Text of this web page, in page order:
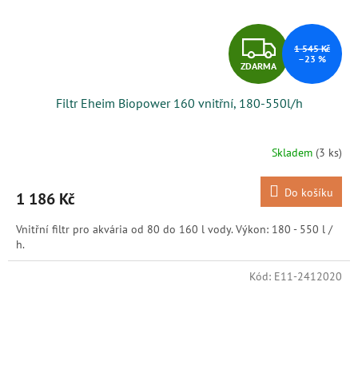
Z
D
A
R
M
A
ZDARMA
1 545 Kč
–23 %
Filtr Eheim Biopower 160 vnitřní, 180-550l/h
Skladem (3 ks)
1 186 Kč Do košíku
Vnitřní filtr pro akvária od 80 do 160 l vody. Výkon: 180 - 550 l /
h.
Kód: E11-2412020